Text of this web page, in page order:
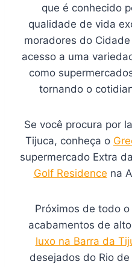
que é conhecido
qualidade de vida
moradores do
acesso a uma
como
tornando o
Se você procura por
Tijuca, conheça o
supermercado Extra
Golf Residence na
Próximos de todo
acabamentos de
luxo na Barra da
desejados do Rio